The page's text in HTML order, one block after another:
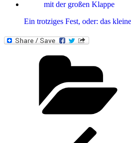
Ein trotziges Fest, oder: das
Beitragsnavigation